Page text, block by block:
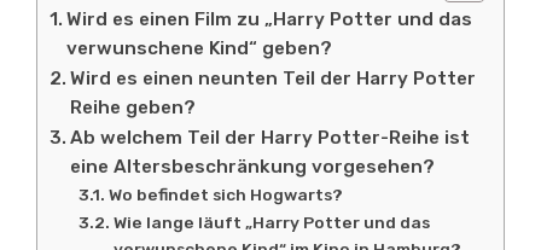
Wird es einen Film zu „Harry Potter und das
verwunschene Kind“ geben?
Wird es einen neunten Teil der Harry Potter
Reihe geben?
Ab welchem Teil der Harry Potter-Reihe ist
eine Altersbeschränkung vorgesehen?
Wo befindet sich Hogwarts?
Wie lange läuft „Harry Potter und das